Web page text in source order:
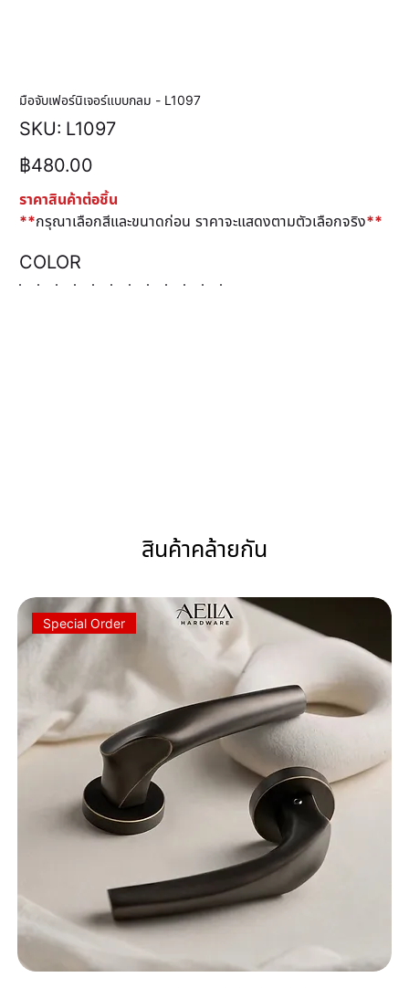
มือจับเฟอร์นิเจอร์แบบกลม - L1097
SKU: SKU
L1097
L1097
ราคา
฿480.00
ราคาสินค้าต่อชิ้น
**กรุณาเลือกสีและขนาดก่อน ราคาจะแสดงตามตัวเลือกจริง**
COLOR
สินค้าคล้ายกัน
Special Order